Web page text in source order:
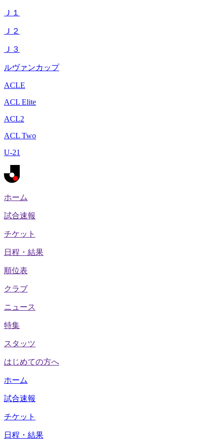
Ｊ１
Ｊ２
Ｊ３
ルヴァンカップ
ACLE
ACL Elite
ACL2
ACL Two
U-21
ホーム
試合速報
チケット
日程・結果
順位表
クラブ
ニュース
特集
スタッツ
はじめての方へ
ホーム
試合速報
チケット
日程・結果